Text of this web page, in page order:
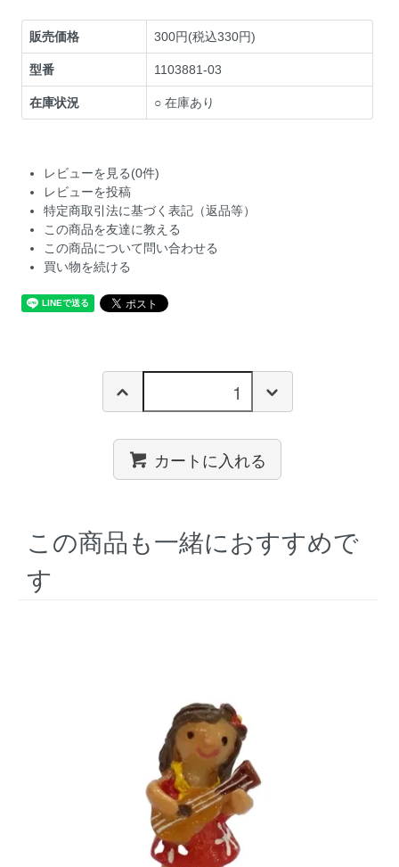
販売価格 300円(税込330円)
型番 1103881-03
在庫状況 ○ 在庫あり
レビューを見る(0件)
レビューを投稿
特定商取引法に基づく表記（返品等）
この商品を友達に教える
この商品について問い合わせる
買い物を続ける
カートに入れる
この商品も一緒におすすめで
す